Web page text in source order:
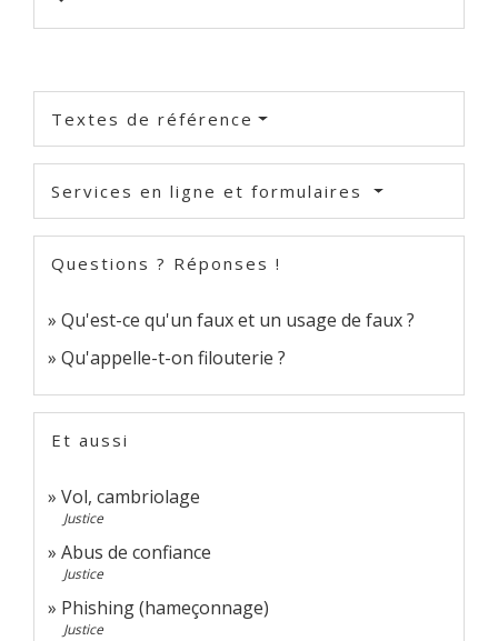
Textes de référence
Services en ligne et formulaires
Questions ? Réponses !
Qu'est-ce qu'un faux et un usage de faux ?
Qu'appelle-t-on filouterie ?
Et aussi
Vol, cambriolage
Justice
Abus de confiance
Justice
Phishing (hameçonnage)
Justice